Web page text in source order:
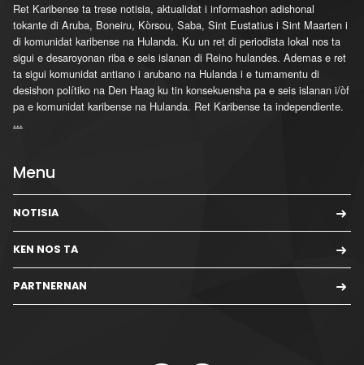
Ret Karibense ta trese notisia, aktualidat i informashon adishonal
tokante di Aruba, Boneiru, Kòrsou, Saba, Sint Eustatius i Sint Maarten i
di komunidat karibense na Hulanda. Ku un ret di periodista lokal nos ta
sigui e desaroyonan riba e seis islanan di Reino hulandes. Ademas e ret
ta sigui komunidat antiano i arubano na Hulanda i e tumamentu di
desishon polítiko na Den Haag ku tin konsekuensha pa e seis islanan i/òf
pa e komunidat karibense na Hulanda. Ret Karibense ta independiente.
...
Menu
NOTISIA
KEN NOS TA
PARTNERNAN